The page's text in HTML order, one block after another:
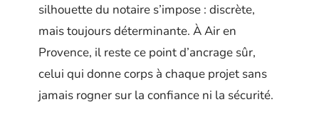
silhouette du notaire s’impose : discrète,
mais toujours déterminante. À Air en
Provence, il reste ce point d’ancrage sûr,
celui qui donne corps à chaque projet sans
jamais rogner sur la confiance ni la sécurité.